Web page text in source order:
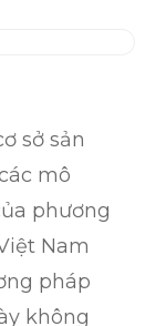
sở sản
mô
phương
Nam
pháp
không